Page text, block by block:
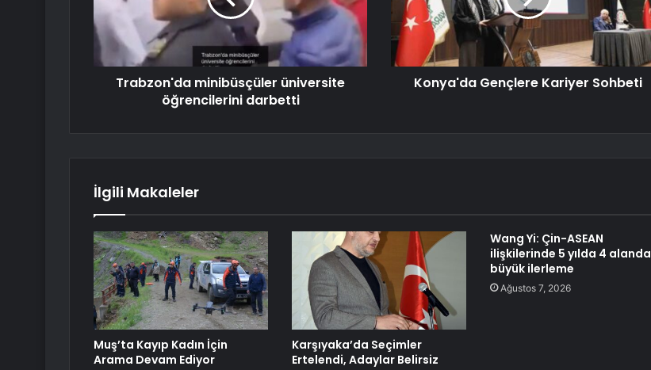
Trabzon'da minibüsçüler üniversite
öğrencilerini darbetti
Konya'da Gençlere Kariyer Sohbeti
İlgili Makaleler
Muş’ta Kayıp Kadın İçin
Arama Devam Ediyor
Karşıyaka’da Seçimler
Ertelendi, Adaylar Belirsiz
Wang Yi: Çin-ASEAN
ilişkilerinde 5 yılda 4 alanda
büyük ilerleme
Ağustos 7, 2026